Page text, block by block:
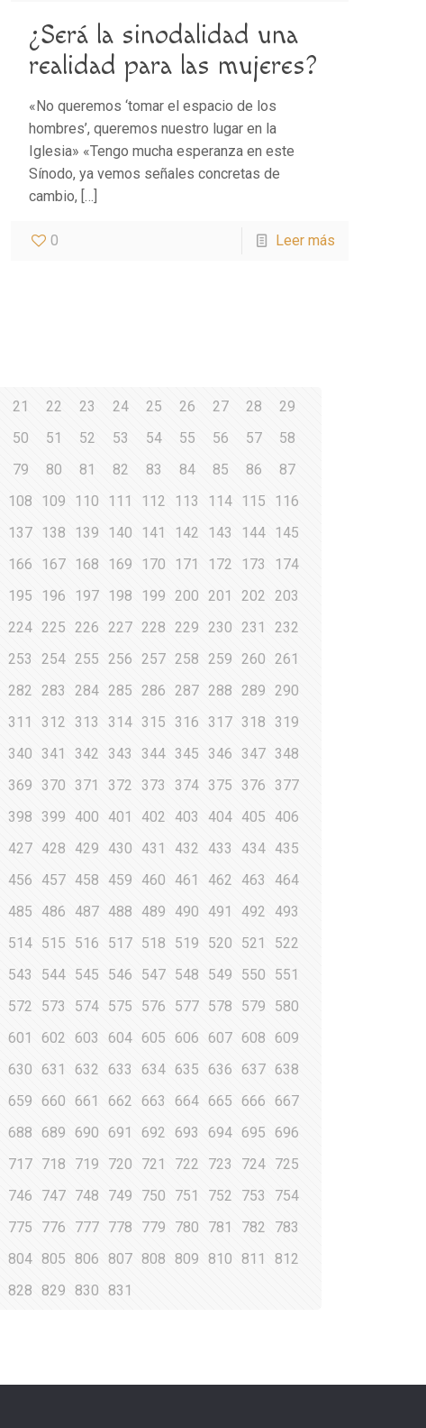
¿Será la sinodalidad una
realidad para las mujeres?
«No queremos ‘tomar el espacio de los
hombres’, queremos nuestro lugar en la
Iglesia» «Tengo mucha esperanza en este
Sínodo, ya vemos señales concretas de
cambio, […]
0 Leer más
21 22 23 24 25 26 27 28
29
50 51 52 53 54 55 56 57
58
79 80 81 82 83 84 85 86
87
108 109 110 111 112 113 114 115
116
137 138 139 140 141 142 143 144 145
166 167 168 169 170 171 172 173
174
195 196 197 198 199 200 201 202
203
224 225 226 227 228 229 230 231
232
253 254 255 256 257 258 259 260
261
282 283 284 285 286 287 288 289
290
311 312 313 314 315 316 317 318
319
340 341 342 343 344 345 346 347 348
369 370 371 372 373 374 375 376
377
398 399 400 401 402 403 404 405
406
427 428 429 430 431 432 433 434 435
456 457 458 459 460 461 462 463
464
485 486 487 488 489 490 491 492
493
514 515 516 517 518 519 520 521
522
543 544 545 546 547 548 549 550
551
572 573 574 575 576 577 578 579
580
601 602 603 604 605 606 607 608
609
630 631 632 633 634 635 636 637 638
659 660 661 662 663 664 665 666
667
688 689 690 691 692 693 694 695
696
717 718 719 720 721 722 723 724 725
746 747 748 749 750 751 752 753
754
775 776 777 778 779 780 781 782
783
804 805 806 807 808 809 810 811
812
828 829 830 831